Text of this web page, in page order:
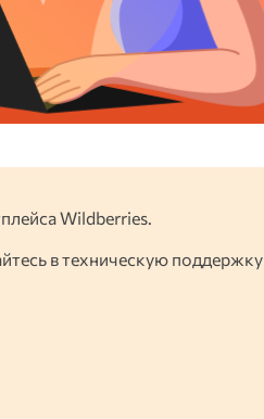
Wildberries.
в техническую поддержку